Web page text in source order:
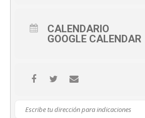
CALENDARIO
GOOGLE CALENDAR